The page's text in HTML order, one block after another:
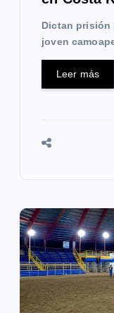
Dictan prisión
joven
Leer más